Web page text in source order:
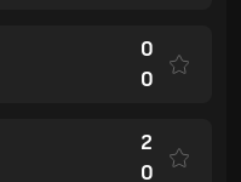
0
0
2
0